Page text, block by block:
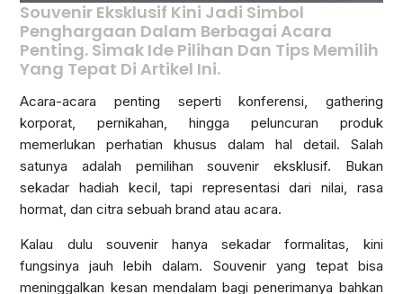
Souvenir Eksklusif Kini Jadi Simbol
Penghargaan Dalam Berbagai Acara
Penting. Simak Ide Pilihan Dan Tips Memilih
Yang Tepat Di Artikel Ini.
Acara-acara penting seperti konferensi, gathering
korporat, pernikahan, hingga peluncuran produk
memerlukan perhatian khusus dalam hal detail. Salah
satunya adalah pemilihan souvenir eksklusif. Bukan
sekadar hadiah kecil, tapi representasi dari nilai, rasa
hormat, dan citra sebuah brand atau acara.
Kalau dulu souvenir hanya sekadar formalitas, kini
fungsinya jauh lebih dalam. Souvenir yang tepat bisa
meninggalkan kesan mendalam bagi penerimanya bahkan